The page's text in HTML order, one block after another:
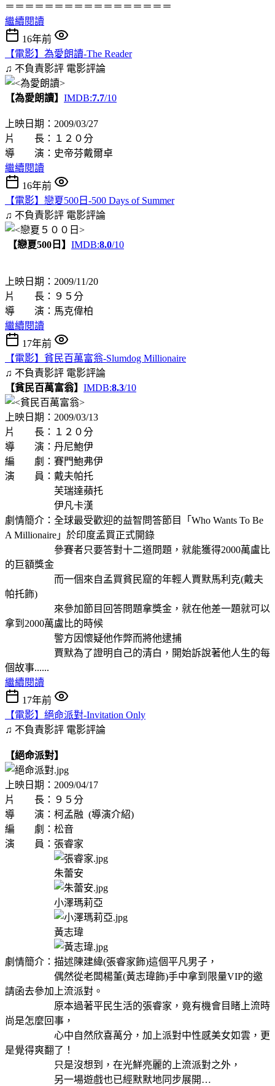
＝＝＝＝＝＝＝＝＝＝＝＝＝＝＝＝＝
繼續閱讀
16年前
【電影】為愛朗讀-The Reader
♫ 不負責影評 電影評論
【為愛朗讀】 IMDB:7.7/10
上映日期：2009/03/27
片 長：１２０分
導 演：史帝芬戴爾卓
繼續閱讀
16年前
【電影】戀夏500日-500 Days of Summer
♫ 不負責影評 電影評論
【戀夏500日】 IMDB:8.0/10
上映日期：2009/11/20
片 長：９５分
導 演：馬克偉柏
繼續閱讀
17年前
【電影】貧民百萬富翁-Slumdog Millionaire
♫ 不負責影評 電影評論
【貧民百萬富翁】 IMDB:8.3/10
上映日期：2009/03/13
片 長：１２０分
導 演：丹尼鮑伊
編 劇：賽門鮑弗伊
演 員：戴夫帕托
芙瑞達蘋托
伊凡卡漢
劇情簡介：全球最受歡迎的益智問答節目「Who Wants To Be
A Millionaire」於印度孟買正式開錄
參賽者只要答對十二道問題，就能獲得2000萬盧比
的巨額獎金
而一個來自孟買貧民窟的年輕人賈默馬利克(戴夫
帕托飾)
來參加節目回答問題拿獎金，就在他差一題就可以
拿到2000萬盧比的時候
警方因懷疑他作弊而將他逮捕
賈默為了證明自己的清白，開始訴說著他人生的每
個故事......
繼續閱讀
17年前
【電影】絕命派對-Invitation Only
♫ 不負責影評 電影評論
【絕命派對】
上映日期：2009/04/17
片 長：９５分
導 演：柯孟融 (導演介紹)
編 劇：松音
演 員：張睿家
朱蕾安
小澤瑪莉亞
黃志瑋
劇情簡介：描述陳建緯(張睿家飾)這個平凡男子，
偶然從老闆楊董(黃志瑋飾)手中拿到限量VIP的邀
請函去參加上流派對。
原本過著平民生活的張睿家，竟有機會目睹上流時
尚是怎麼回事，
心中自然欣喜萬分，加上派對中性感美女如雲，更
是覺得爽翻了！
只是沒想到，在光鮮亮麗的上流派對之外，
另一場遊戲也已經默默地同步展開…